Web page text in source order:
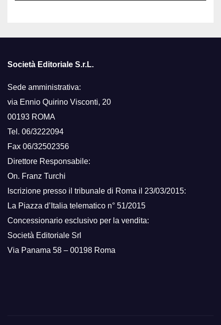
Società Editoriale S.r.L.
Sede amministrativa:
via Ennio Quirino Visconti, 20
00193 ROMA
Tel. 06/3222094
Fax 06/32502356
Direttore Responsabile:
On. Franz Turchi
Iscrizione presso il tribunale di Roma il 23/03/2015:
La Piazza d’Italia telematico n° 51/2015
Concessionario esclusivo per la vendita:
Società Editoriale Srl
Via Panama 58 – 00198 Roma